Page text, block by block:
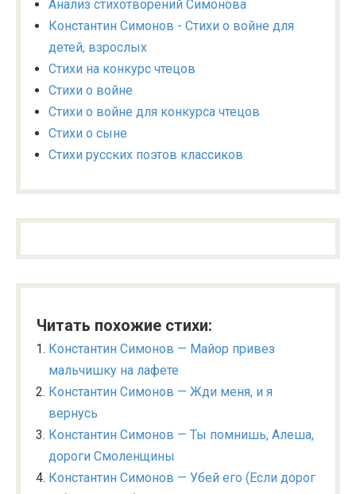
Анализ стихотворений Симонова
Константин Симонов - Стихи о войне для
детей, взрослых
Стихи на конкурс чтецов
Стихи о войне
Стихи о войне для конкурса чтецов
Стихи о сыне
Стихи русских поэтов классиков
Читать похожие стихи:
Константин Симонов — Майор привез
мальчишку на лафете
Константин Симонов — Жди меня, и я
вернусь
Константин Симонов — Ты помнишь, Алеша,
дороги Смоленщины
Константин Симонов — Убей его (Если дорог